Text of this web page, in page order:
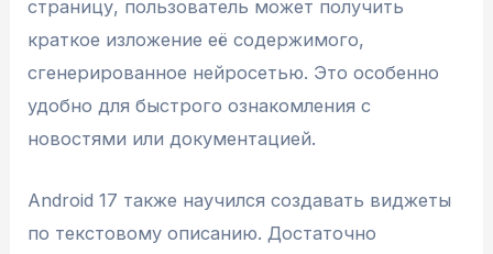
страницу, пользователь может получить
краткое изложение её содержимого,
сгенерированное нейросетью. Это особенно
удобно для быстрого ознакомления с
новостями или документацией.
Android 17 также научился создавать виджеты
по текстовому описанию. Достаточно